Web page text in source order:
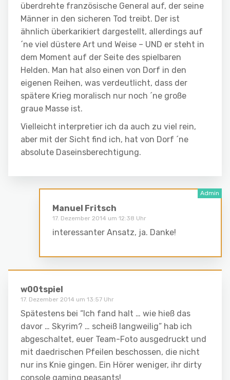
überdrehte französische General auf, der seine
Männer in den sicheren Tod treibt. Der ist
ähnlich überkarikiert dargestellt, allerdings auf
´ne viel düstere Art und Weise – UND er steht in
dem Moment auf der Seite des spielbaren
Helden. Man hat also einen von Dorf in den
eigenen Reihen, was verdeutlicht, dass der
spätere Krieg moralisch nur noch ´ne große
graue Masse ist.
Vielleicht interpretier ich da auch zu viel rein,
aber mit der Sicht find ich, hat von Dorf ´ne
absolute Daseinsberechtigung.
Manuel Fritsch
17. Dezember 2014 um 12:38 Uhr
interessanter Ansatz, ja. Danke!
w00tspiel
17. Dezember 2014 um 13:57 Uhr
Spätestens bei “Ich fand halt … wie hieß das
davor … Skyrim? … scheiß langweilig” hab ich
abgeschaltet, euer Team-Foto ausgedruckt und
mit daedrischen Pfeilen beschossen, die nicht
nur ins Knie gingen. Ein Hörer weniger, ihr dirty
console gaming peasants!